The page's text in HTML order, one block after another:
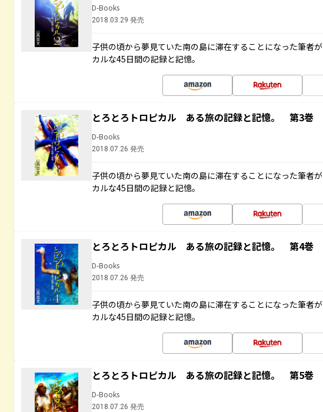
D-Books
2018.03.29 発売
子供の頃から夢見ていた南の島に滞在することになった筆者
カルな45日間の記録と記憶。
とろとろトロピカル ある旅の記録と記憶。 第3巻
D-Books
2018.07.26 発売
子供の頃から夢見ていた南の島に滞在することになった筆者
カルな45日間の記録と記憶。
とろとろトロピカル ある旅の記録と記憶。 第4巻
D-Books
2018.07.26 発売
子供の頃から夢見ていた南の島に滞在することになった筆者
カルな45日間の記録と記憶。
とろとろトロピカル ある旅の記録と記憶。 第5巻
D-Books
2018.07.26 発売